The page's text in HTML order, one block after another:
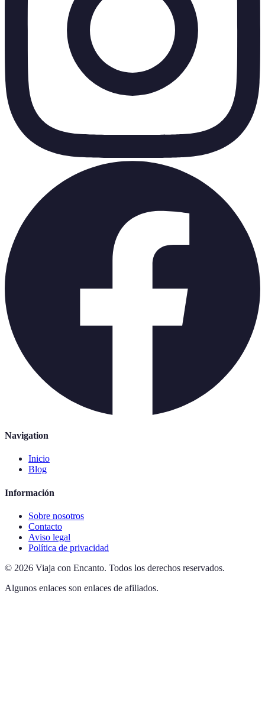
Navigation
Inicio
Blog
Información
Sobre nosotros
Contacto
Aviso legal
Política de privacidad
© 2026 Viaja con Encanto. Todos los derechos reservados.
Algunos enlaces son enlaces de afiliados.